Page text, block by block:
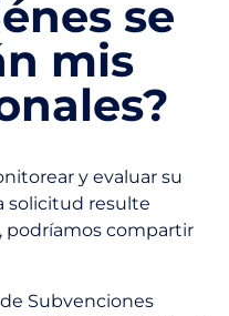
se
mis
y evaluar su
solicitud resulte
podríamos compartir
Subvenciones